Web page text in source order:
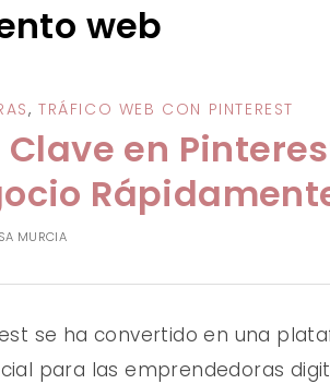
web
, TRÁFICO WEB CON PINTEREST
en
MURCIA
se ha convertido en una
para las emprendedoras